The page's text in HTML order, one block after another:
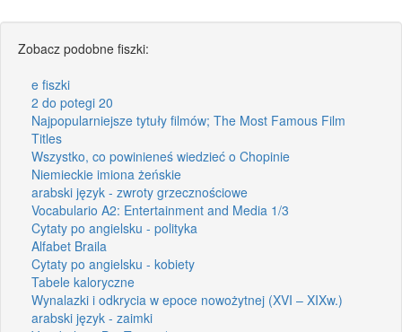
Zobacz podobne fiszki:
e fiszki
2 do potegi 20
Najpopularniejsze tytuły filmów; The Most Famous Film
Titles
Wszystko, co powinieneś wiedzieć o Chopinie
Niemieckie imiona żeńskie
arabski język - zwroty grzecznościowe
Vocabulario A2: Entertainment and Media 1/3
Cytaty po angielsku - polityka
Alfabet Braila
Cytaty po angielsku - kobiety
Tabele kaloryczne
Wynalazki i odkrycia w epoce nowożytnej (XVI – XIXw.)
arabski język - zaimki